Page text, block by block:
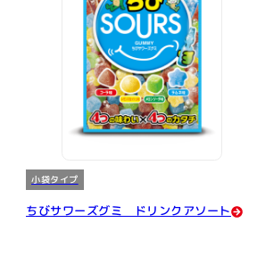
小袋タイプ
ちびサワーズグミ ドリンクアソート